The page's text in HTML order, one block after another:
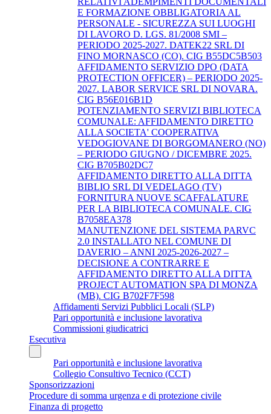
E FORMAZIONE OBBLIGATORIA AL
PERSONALE - SICUREZZA SUI LUOGHI
DI LAVORO D. LGS. 81/2008 SMI –
PERIODO 2025-2027. DATEK22 SRL DI
FINO MORNASCO (CO). CIG B55DC5B503
AFFIDAMENTO SERVIZIO DPO (DATA
PROTECTION OFFICER) – PERIODO 2025-
2027. LABOR SERVICE SRL DI NOVARA.
CIG B56E016B1D
POTENZIAMENTO SERVIZI BIBLIOTECA
COMUNALE: AFFIDAMENTO DIRETTO
ALLA SOCIETA' COOPERATIVA
VEDOGIOVANE DI BORGOMANERO (NO)
– PERIODO GIUGNO / DICEMBRE 2025.
CIG B705B02DC7
AFFIDAMENTO DIRETTO ALLA DITTA
BIBLIO SRL DI VEDELAGO (TV)
FORNITURA NUOVE SCAFFALATURE
PER LA BIBLIOTECA COMUNALE. CIG
B7058EA378
MANUTENZIONE DEL SISTEMA PARVC
2.0 INSTALLATO NEL COMUNE DI
DAVERIO – ANNI 2025-2026-2027 –
DECISIONE A CONTRARRE E
AFFIDAMENTO DIRETTO ALLA DITTA
PROJECT AUTOMATION SPA DI MONZA
(MB). CIG B702F7F598
Affidamenti Servizi Pubblici Locali (SLP)
Pari opportunità e inclusione lavorativa
Commissioni giudicatrici
Esecutiva
Pari opportunità e inclusione lavorativa
Collegio Consultivo Tecnico (CCT)
Sponsorizzazioni
Procedure di somma urgenza e di protezione civile
Finanza di progetto